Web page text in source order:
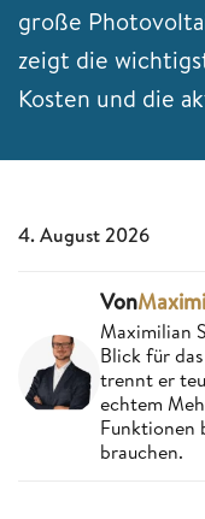
große
zeigt die
Kosten und die
4. August 2026
Von
Maximilian
Blick für
trennt er
echtem
Funktionen
brauchen.